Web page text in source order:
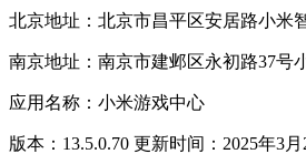
北京地址：北京市昌平区安居路小米
南京地址：南京市建邺区永初路37号
应用名称：小米游戏中心
版本：13.5.0.70 更新时间：2025年3月